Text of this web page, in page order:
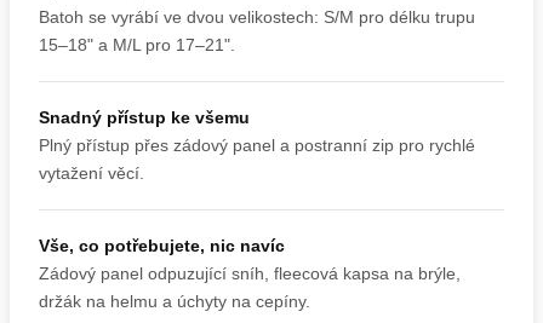
Batoh se vyrábí ve dvou velikostech: S/M pro délku trupu
15–18" a M/L pro 17–21".
Snadný přístup ke všemu
Plný přístup přes zádový panel a postranní zip pro rychlé
vytažení věcí.
Vše, co potřebujete, nic navíc
Zádový panel odpuzující sníh, fleecová kapsa na brýle,
držák na helmu a úchyty na cepíny.